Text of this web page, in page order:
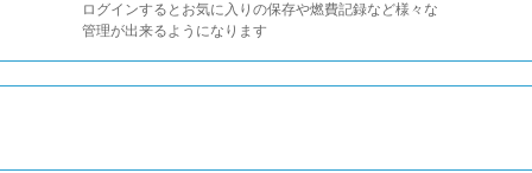
ログインするとお気に入りの保存や燃費記録など様々な
管理が出来るようになります